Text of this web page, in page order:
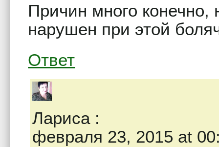
Причин много
нарушен при этой
Ответ
Лариса:
февраля 23, 2015 at